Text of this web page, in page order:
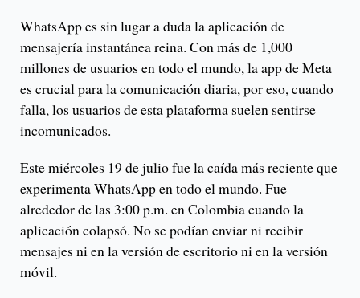
WhatsApp es sin lugar a duda la aplicación de
mensajería instantánea reina. Con más de 1,000
millones de usuarios en todo el mundo, la app de Meta
es crucial para la comunicación diaria, por eso, cuando
falla, los usuarios de esta plataforma suelen sentirse
incomunicados.
Este miércoles 19 de julio fue la caída más reciente que
experimenta WhatsApp en todo el mundo. Fue
alrededor de las 3:00 p.m. en Colombia cuando la
aplicación colapsó. No se podían enviar ni recibir
mensajes ni en la versión de escritorio ni en la versión
móvil.